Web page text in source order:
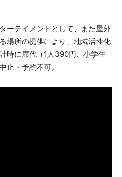
ーテイメントとして、また屋外
場所の提供により、地域活性化
時に席代（1人390円、小学生
止・予約不可。